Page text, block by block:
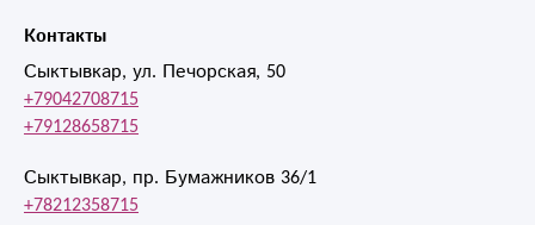
очень довольна.
Спасибо ещё раз
за Ваш
профессионализм.
Контакты
Сыктывкар, ул. Печорская, 50
+79042708715
+79128658715
Сыктывкар, пр. Бумажников 36/1
+78212358715